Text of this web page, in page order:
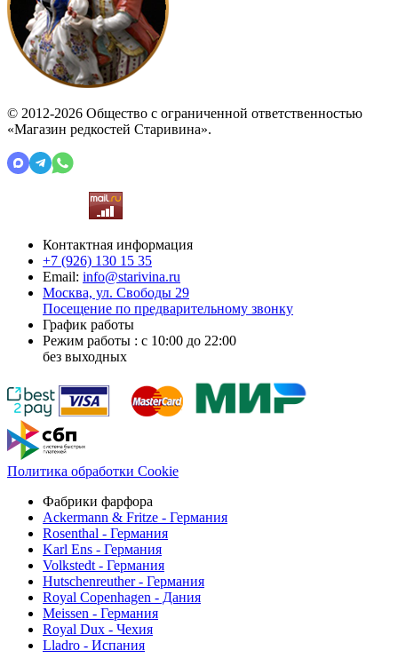
© 2012-2026 Общество с ограниченной ответственностью
«Магазин редкостей Старивина».
Контактная информация
+7 (926) 130 15 35
Email: info@starivina.ru
Москва, ул. Свободы 29
Посещение по предварительному звонку
График работы
Режим работы : с 10:00 до 22:00
без выходных
Политика обработки Cookie
Фабрики фарфора
Ackermann & Fritze - Германия
Rosenthal - Германия
Karl Ens - Германия
Volkstedt - Германия
Hutschenreuther - Германия
Royal Copenhagen - Дания
Meissen - Германия
Royal Dux - Чехия
Lladro - Испания